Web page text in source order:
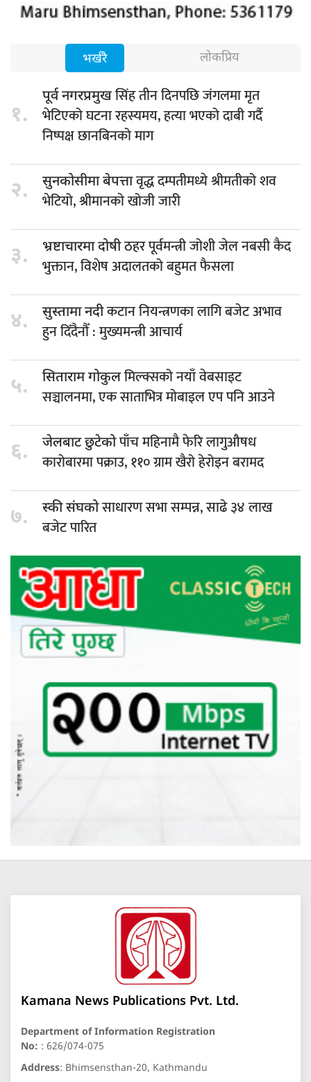
भर्खरै लोकप्रिय
१.
पूर्व नगरप्रमुखसिंह तीन दिनपछि जंगलमा मृत
भेटिएको घटना रहस्यमय, हत्या भएको दाबी गर्दै
निष्पक्ष छानबिनको माग
२. सुनकोसीमा बेपत्तावृद्ध दम्पतीमध्ये श्रीमतीको शव
भेटियो, श्रीमानकाे खोजी जारी
३. भ्रष्टाचारमा दोषीठहर पूर्वमन्त्री जोशी जेल नबसी कैद
भुक्तान, विशेष अदालतको बहुमत फैसला
४. सुस्तामा नदीकटान नियन्त्रणका लागि बजेट अभाव
हुन दिँदैनौँ : मुख्यमन्त्री आचार्य
५. सिताराम गोकुलमिल्क्सको नयाँ वेबसाइट
सञ्चालनमा, एक साताभित्र मोबाइल एप पनि आउने
६. जेलबाट छुटेकोपाँच महिनामै फेरि लागुऔषध
कारोबारमा पक्राउ, ११० ग्राम खैरो हेरोइन बरामद
७. स्की संघकोसाधारण सभा सम्पन्न, साढे ३४ लाख
बजेट पारित
Kamana News Publications Pvt. Ltd.
Department of Information Registration
No: : 626/074-075
Address: Bhimsensthan-20, Kathmandu